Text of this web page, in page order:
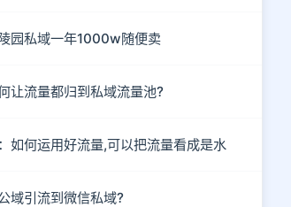
园私域一年1000w随便卖
让流量都归到私域流量池?
如何运用好流量,可以把流量看成是水
域引流到微信私域?